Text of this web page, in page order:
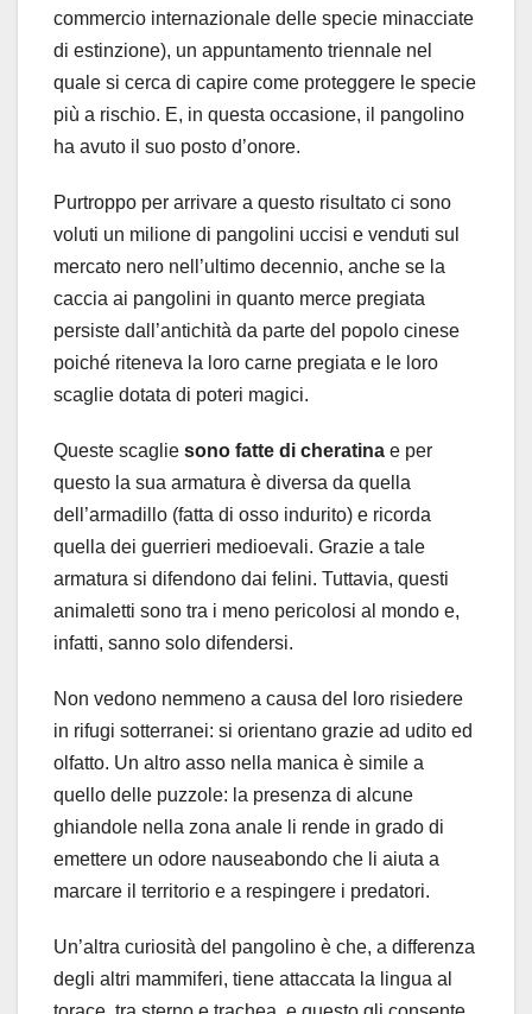
commercio internazionale delle specie minacciate
di estinzione), un appuntamento triennale nel
quale si cerca di capire come proteggere le specie
più a rischio. E, in questa occasione, il pangolino
ha avuto il suo posto d’onore.
Purtroppo per arrivare a questo risultato ci sono
voluti un milione di pangolini uccisi e venduti sul
mercato nero nell’ultimo decennio, anche se la
caccia ai pangolini in quanto merce pregiata
persiste dall’antichità da parte del popolo cinese
poiché riteneva la loro carne pregiata e le loro
scaglie dotata di poteri magici.
Queste scaglie sono fatte di cheratina e per
questo la sua armatura è diversa da quella
dell’armadillo (fatta di osso indurito) e ricorda
quella dei guerrieri medioevali. Grazie a tale
armatura si difendono dai felini. Tuttavia, questi
animaletti sono tra i meno pericolosi al mondo e,
infatti, sanno solo difendersi.
Non vedono nemmeno a causa del loro risiedere
in rifugi sotterranei: si orientano grazie ad udito ed
olfatto. Un altro asso nella manica è simile a
quello delle puzzole: la presenza di alcune
ghiandole nella zona anale li rende in grado di
emettere un odore nauseabondo che li aiuta a
marcare il territorio e a respingere i predatori.
Un’altra curiosità del pangolino è che, a differenza
degli altri mammiferi, tiene attaccata la lingua al